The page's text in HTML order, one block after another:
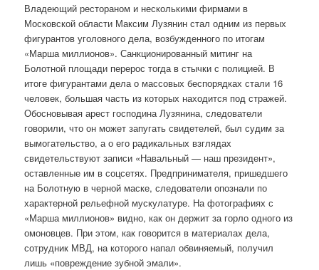
Владеющий рестораном и несколькими фирмами в
Московской области Максим Лузянин стал одним из первых
фигурантов уголовного дела, возбужденного по итогам
«Марша миллионов». Санкционированный митинг на
Болотной площади перерос тогда в стычки с полицией. В
итоге фигурантами дела о массовых беспорядках стали 16
человек, большая часть из которых находится под стражей.
Обосновывая арест господина Лузянина, следователи
говорили, что он может запугать свидетелей, был судим за
вымогательство, а о его радикальных взглядах
свидетельствуют записи «Навальный — наш президент»,
оставленные им в соцсетях. Предпринимателя, пришедшего
на Болотную в черной маске, следователи опознали по
характерной рельефной мускулатуре. На фотографиях с
«Марша миллионов» видно, как он держит за горло одного из
омоновцев. При этом, как говорится в материалах дела,
сотрудник МВД, на которого напал обвиняемый, получил
лишь «повреждение зубной эмали».